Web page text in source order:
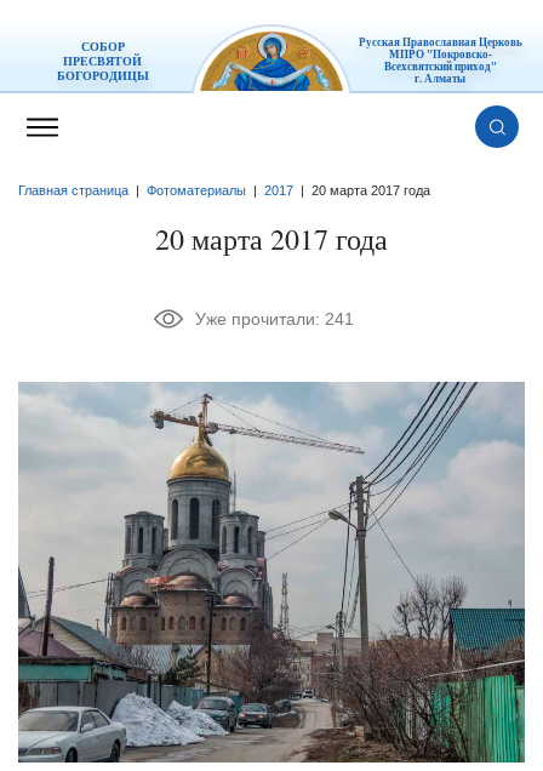
СОБОР
ПРЕСВЯТОЙ
БОГОРОДИЦЫ
Русская Православная Церковь
МПРО "Покровско-
Всехсвятский приход"
г. Алматы
Главная страница Фотоматериалы 2017 20 марта 2017 года
20 марта 2017 года
Уже прочитали: 241